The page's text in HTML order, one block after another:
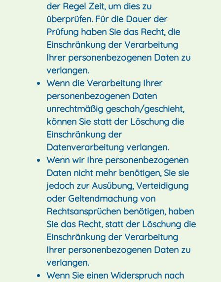
der Regel Zeit, um dies zu
überprüfen. Für die Dauer der
Prüfung haben Sie das Recht, die
Einschränkung der Verarbeitung
Ihrer personenbezogenen Daten zu
verlangen.
Wenn die Verarbeitung Ihrer
personenbezogenen Daten
unrechtmäßig geschah/geschieht,
können Sie statt der Löschung die
Einschränkung der
Datenverarbeitung verlangen.
Wenn wir Ihre personenbezogenen
Daten nicht mehr benötigen, Sie sie
jedoch zur Ausübung, Verteidigung
oder Geltendmachung von
Rechtsansprüchen benötigen, haben
Sie das Recht, statt der Löschung die
Einschränkung der Verarbeitung
Ihrer personenbezogenen Daten zu
verlangen.
Wenn Sie einen Widerspruch nach